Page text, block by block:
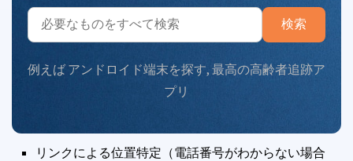
検索
例えば アンドロイド端末を探す, 最高の高齢者追跡ア
プリ
リンクによる位置特定（電話番号がわからない場合